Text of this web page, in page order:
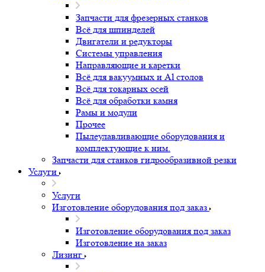
Запчасти для фрезерных станков
Всё для шпинделей
Двигатели и редукторы
Системы управления
Направляющие и каретки
Всё для вакуумных и Al столов
Всё для токарных осей
Всё для обработки камня
Рамы и модули
Прочее
Пылеулавливающие оборудования и
комплектующие к ним.
Запчасти для станков гидрообразивной резки
Услуги
Услуги
Изготовление оборудования под заказ
Изготовление оборудования под заказ
Изготовление на заказ
Лизинг